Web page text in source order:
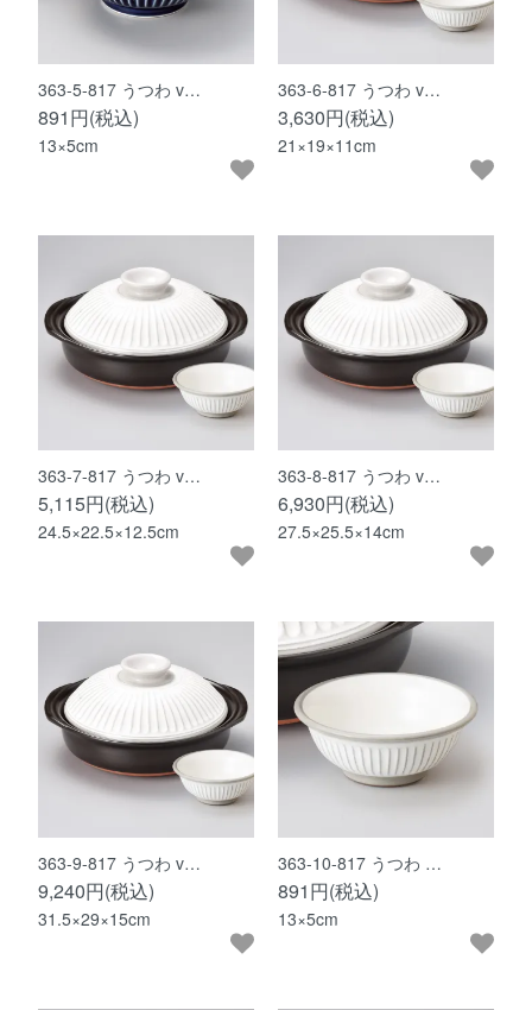
363-5-817 うつわ v…
891円(税込)
13×5cm
363-6-817 うつわ v…
3,630円(税込)
21×19×11cm
363-7-817 うつわ v…
5,115円(税込)
24.5×22.5×12.5cm
363-8-817 うつわ v…
6,930円(税込)
27.5×25.5×14cm
363-9-817 うつわ v…
9,240円(税込)
31.5×29×15cm
363-10-817 うつわ …
891円(税込)
13×5cm